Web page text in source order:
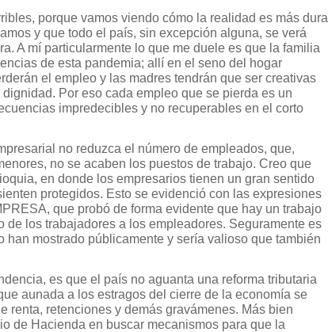
porque vamos viendo cómo la realidad es más dura
y que todo el país, sin excepción alguna, se verá
A mí particularmente lo que me duele es que la familia
de esta pandemia; allí en el seno del hogar
el empleo y las madres tendrán que ser creativas
Por eso cada empleo que se pierda es un
impredecibles y no recuperables en el corto
no reduzca el número de empleados, que,
no se acaben los puestos de trabajo. Creo que
en donde los empresarios tienen un gran sentido
protegidos. Esto se evidenció con las expresiones
que probó de forma evidente que hay un trabajo
de los trabajadores a los empleadores. Seguramente es
han mostrado públicamente y sería valioso que también
es que el país no aguanta una reforma tributaria
aunada a los estragos del cierre de la economía se
renta, retenciones y demás gravámenes. Más bien
de Hacienda en buscar mecanismos para que la